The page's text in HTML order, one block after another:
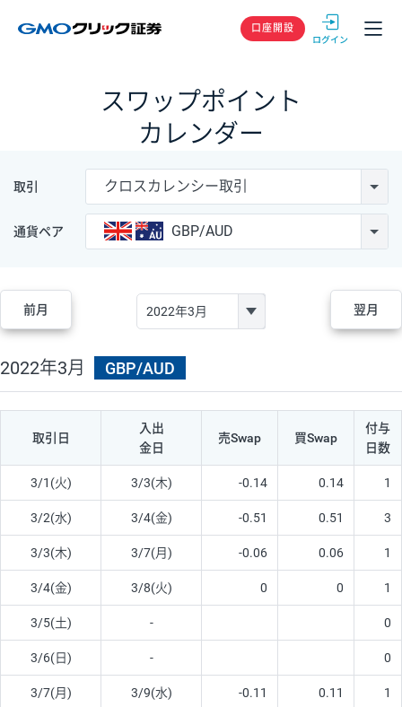
GMOクリック
口座開設
スワップポイント
カレンダー
取引 クロスカレンシー取引
通貨ペア GBP/AUD
前月 翌月
2022年3月 GBP/AUD
取引日
入出
金日
売Swap 買Swap
付与
日数
3/1(火) 3/3(木) -0.14 0.14 1
3/2(水) 3/4(金) -0.51 0.51 3
3/3(木) 3/7(月) -0.06 0.06 1
3/4(金) 3/8(火) 0 0 1
3/5(土) - 0
3/6(日) - 0
3/7(月) 3/9(水) -0.11 0.11 1